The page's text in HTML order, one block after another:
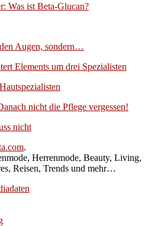
Was ist Beta-Glucan?
Augen, sondern…
nicht
.
Herrenmode, Beauty, Living,
Reisen, Trends und mehr…